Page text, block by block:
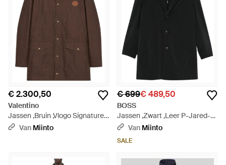
€ 2.300,50
Valentino
Jassen ,Bruin ,Vlogo Signature
Canvas Jas - Bruin
Van Miinto
€ 699€ 489,50
BOSS
Jassen ,Zwart ,Leer P-Jared-
3In 1-253F - Zwart
Van Miinto
SALE